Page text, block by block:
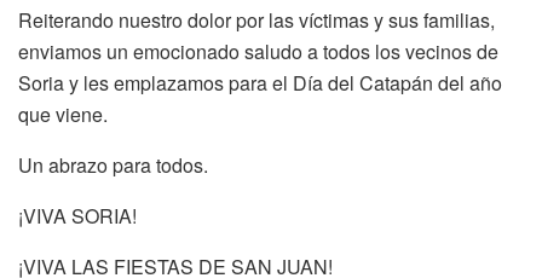
Reiterando nuestro dolor por las víctimas y sus familias,
enviamos un emocionado saludo a todos los vecinos de
Soria y les emplazamos para el Día del Catapán del año
que viene.
Un abrazo para todos.
¡VIVA SORIA!
¡VIVA LAS FIESTAS DE SAN JUAN!